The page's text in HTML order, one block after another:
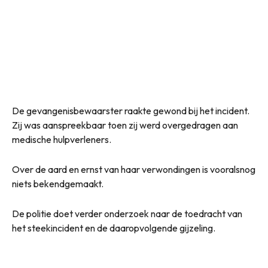
De gevangenisbewaarster raakte gewond bij het incident.
Zij was aanspreekbaar toen zij werd overgedragen aan
medische hulpverleners.
Over de aard en ernst van haar verwondingen is vooralsnog
niets bekendgemaakt.
De politie doet verder onderzoek naar de toedracht van
het steekincident en de daaropvolgende gijzeling.